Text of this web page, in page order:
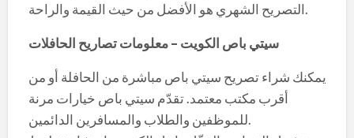
التصريح الشهري هو الأفضل من حيث القيمة والراحة.
سيتي باص الكويت – معلومات تصاريح الحافلات
يمكنك شراء تصريح سيتي باص مباشرة من الحافلة أو من
أقرب مكتب معتمد. تقدّم سيتي باص خيارات مرنة
للموظفين والطلاب والمسافرين الدائمين.